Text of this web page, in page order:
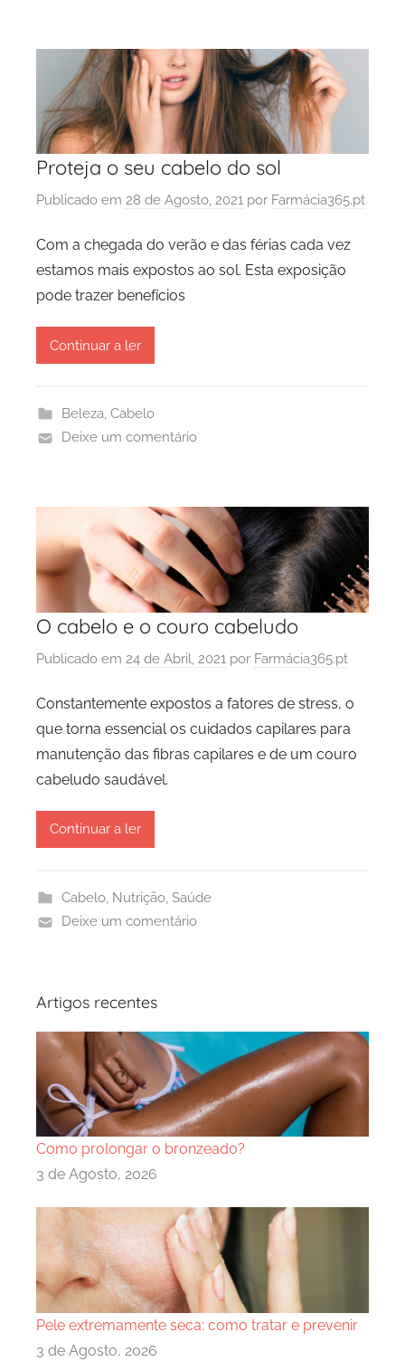
Proteja o seu cabelo do sol
Publicado em 28 de Agosto, 2021 por Farmácia365.pt
Com a chegada do verão e das férias cada vez
estamos mais expostos ao sol. Esta exposição
pode trazer benefícios
Continuar a ler
Beleza, Cabelo
Deixe um comentário
O cabelo e o couro cabeludo
Publicado em 24 de Abril, 2021 por Farmácia365.pt
Constantemente expostos a fatores de stress, o
que torna essencial os cuidados capilares para
manutenção das fibras capilares e de um couro
cabeludo saudável.
Continuar a ler
Cabelo, Nutrição, Saúde
Deixe um comentário
Artigos recentes
Como prolongar o bronzeado?
3 de Agosto, 2026
Pele extremamente seca: como tratar e prevenir
3 de Agosto, 2026